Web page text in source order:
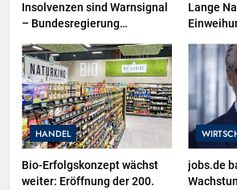
Insolvenzen sind Warnsignal
– Bundesregierung
Wirtschaftskrise
Lange
sowie
HANDEL
Bio-Erfolgskonzept wächst
weiter: Eröffnung der 200.
jobs.de